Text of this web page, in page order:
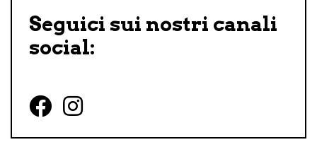
Seguici sui nostri canali
social:
Follow us on Facebook
Follow us on Instagram